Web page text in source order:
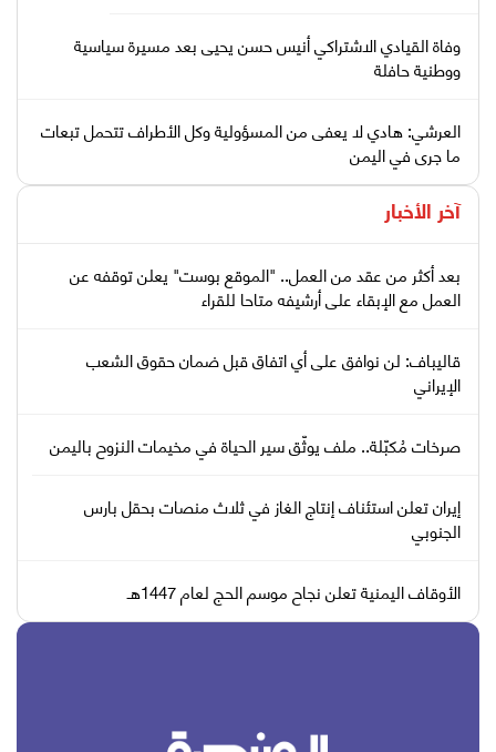
وفاة القيادي الاشتراكي أنيس حسن يحيى بعد مسيرة سياسية
ووطنية حافلة
العرشي: هادي لا يعفى من المسؤولية وكل الأطراف تتحمل تبعات
ما جرى في اليمن
آخر الأخبار
بعد أكثر من عقد من العمل.. "الموقع بوست" يعلن توقفه عن
العمل مع الإبقاء على أرشيفه متاحا للقراء
قاليباف: لن نوافق على أي اتفاق قبل ضمان حقوق الشعب
الإيراني
صرخات مُكبّلة.. ملف يوثّق سير الحياة في مخيمات النزوح باليمن
إيران تعلن استئناف إنتاج الغاز في ثلاث منصات بحقل بارس
الجنوبي
الأوقاف اليمنية تعلن نجاح موسم الحج لعام 1447هـ